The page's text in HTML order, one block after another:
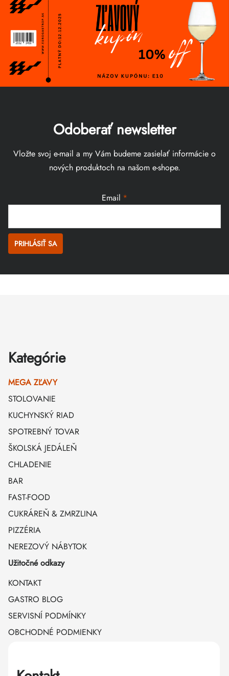
Odoberať newsletter
Vložte svoj e-mail a my Vám budeme zasielať informácie o
nových produktoch na našom e-shope.
Email
PRIHLÁSIŤ SA
Kategórie
MEGA ZĽAVY
STOLOVANIE
KUCHYNSKÝ RIAD
SPOTREBNÝ TOVAR
ŠKOLSKÁ JEDÁLEŇ
CHLADENIE
BAR
FAST-FOOD
CUKRÁREŇ & ZMRZLINA
PIZZÉRIA
NEREZOVÝ NÁBYTOK
Užitočné odkazy
KONTAKT
GASTRO BLOG
SERVISNÍ PODMÍNKY
OBCHODNÉ PODMIENKY